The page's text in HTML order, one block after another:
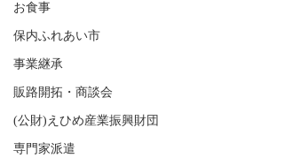
お食事
保内ふれあい市
事業継承
販路開拓・商談会
(公財)えひめ産業振興財団
専門家派遣